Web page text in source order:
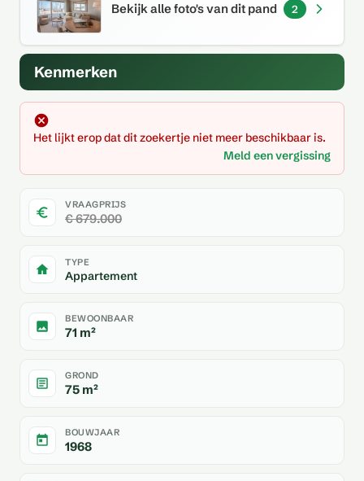
Bekijk alle foto's van dit pand 2
Kenmerken
Het lijkt erop dat dit zoekertje niet meer beschikbaar is.
Meld een vergissing
VRAAGPRIJS
€ 679.000
TYPE
Appartement
BEWOONBAAR
71 m²
GROND
75 m²
BOUWJAAR
1968